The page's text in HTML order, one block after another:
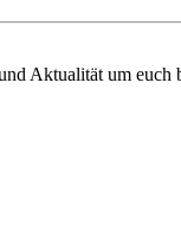
Aktualität um euch